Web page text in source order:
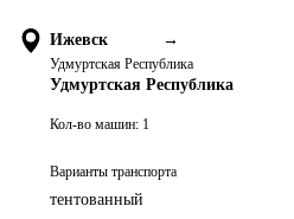
Ижевск →
Удмуртская Республика
Удмуртская Республика
Кол-во машин: 1
Варианты транспорта
тентованный